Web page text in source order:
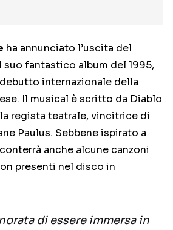
ha annunciato l’uscita del
suo fantastico album del 1995,
internazionale della
Il musical è scritto da Diablo
regista teatrale, vincitrice di
Paulus. Sebbene ispirato a
anche alcune canzoni
presenti nel disco in
di essere immersa in